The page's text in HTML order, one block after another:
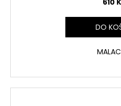
610
DO